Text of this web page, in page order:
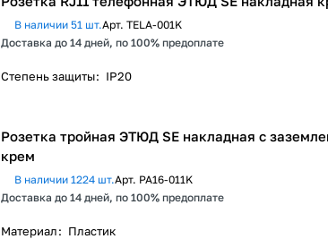
В наличии 51 шт.Арт. TELA-001K
Доставка до 14 дней, по 100% предоплате
Степень защиты: IP20
Розетка тройная ЭТЮД SE накладная с
крем
В наличии 1224 шт.Арт. PA16-011K
Доставка до 14 дней, по 100% предоплате
Материал: Пластик